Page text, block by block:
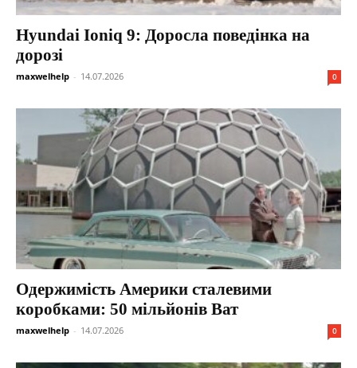
Hyundai Ioniq 9: Доросла поведінка на
дорозі
maxwelhelp - 14.07.2026 0
Одержимість Америки сталевими
коробками: 50 мільйонів Ват
maxwelhelp - 14.07.2026 0